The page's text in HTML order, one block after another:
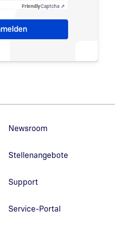
FriendlyCaptcha ⇗
Newsroom
Stellenangebote
Support
Service-Portal